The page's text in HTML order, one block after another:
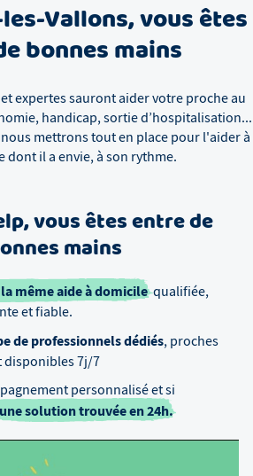
Vallons, vous êtes
bonnes mains
expertes sauront aider votre proche au
handicap, sortie d’hospitalisation...
nous mettrons tout en place pour l'aider à
dont il a envie, à son rythme.
vous êtes entre de
mains
même aide à domicilequalifiée,
et fiable.
de professionnels dédiés, proches
disponibles 7j/7
personnalisé et si
solution trouvée en 24h.